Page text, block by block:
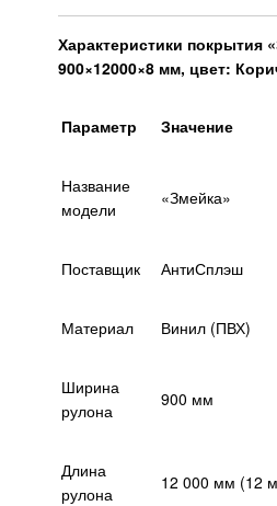
Характеристики покрытия
900×12000×8 мм, цвет:
Параметр Значение
Название
модели
«Змейка»
Поставщик АнтиСплэш
Материал Винил (ПВХ)
Ширина
рулона
900 мм
Длина
рулона
12 000 мм (12